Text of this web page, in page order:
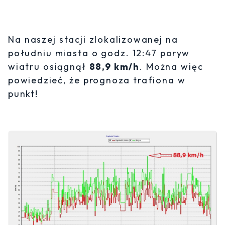
Na naszej stacji zlokalizowanej na
południu miasta o godz. 12:47 poryw
wiatru osiągnął 88,9 km/h. Można więc
powiedzieć, że prognoza trafiona w
punkt!